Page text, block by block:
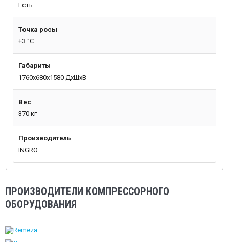
Есть
Точка росы
+3 °С
Габариты
1760х680х1580 ДхШхВ
Вес
370 кг
Производитель
INGRO
ПРОИЗВОДИТЕЛИ КОМПРЕССОРНОГО
ОБОРУДОВАНИЯ